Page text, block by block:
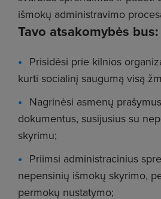
išmokų administravimo
Tavo atsakomybės bus:
Prisidėsi prie kilnios
kurti socialinį saugumą visą
Nagrinėsi asmenų
dokumentus, susijusius su
skyrimu;
Priimsi administracinius
nepensinių išmokų skyrimo,
permokų nustatymo;